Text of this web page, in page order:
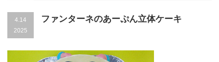
4.14
2025
ファンターネのあーぷん立体ケーキ